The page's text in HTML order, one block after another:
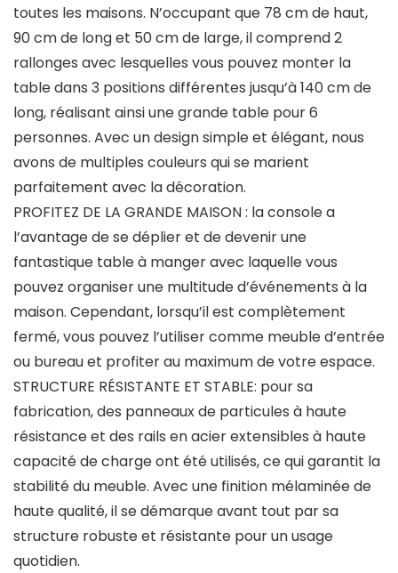
toutes les maisons. N’occupant que 78 cm de haut,
90 cm de long et 50 cm de large, il comprend 2
rallonges avec lesquelles vous pouvez monter la
table dans 3 positions différentes jusqu’à 140 cm de
long, réalisant ainsi une grande table pour 6
personnes. Avec un design simple et élégant, nous
avons de multiples couleurs qui se marient
parfaitement avec la décoration.
PROFITEZ DE LA GRANDE MAISON : la console a
l’avantage de se déplier et de devenir une
fantastique table à manger avec laquelle vous
pouvez organiser une multitude d’événements à la
maison. Cependant, lorsqu’il est complètement
fermé, vous pouvez l’utiliser comme meuble d’entrée
ou bureau et profiter au maximum de votre espace.
STRUCTURE RÉSISTANTE ET STABLE: pour sa
fabrication, des panneaux de particules à haute
résistance et des rails en acier extensibles à haute
capacité de charge ont été utilisés, ce qui garantit la
stabilité du meuble. Avec une finition mélaminée de
haute qualité, il se démarque avant tout par sa
structure robuste et résistante pour un usage
quotidien.